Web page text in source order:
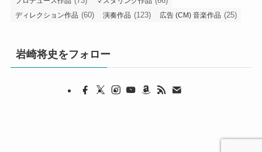
ディレクション作品 (60) 演奏作品 (123) 広告 (CM) 音楽作品 (25)
岩崎将史をフォロー